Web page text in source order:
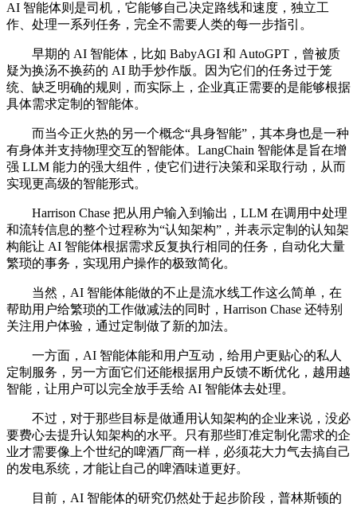
AI 智能体则是司机，它能够自己决定路线和速度，独立工
作、处理一系列任务，完全不需要人类的每一步指引。
早期的 AI 智能体，比如 BabyAGI 和 AutoGPT，曾被质
疑为换汤不换药的 AI 助手炒作版。因为它们的任务过于笼
统、缺乏明确的规则，而实际上，企业真正需要的是能够根据
具体需求定制的智能体。
而当今正火热的另一个概念“具身智能”，其本身也是一种
有身体并支持物理交互的智能体。LangChain 智能体是旨在增
强 LLM 能力的强大组件，使它们进行决策和采取行动，从而
实现更高级的智能形式。
Harrison Chase 把从用户输入到输出，LLM 在调用中处理
和流转信息的整个过程称为“认知架构”，并表示定制的认知架
构能让 AI 智能体根据需求反复执行相同的任务，自动化大量
繁琐的事务，实现用户操作的极致简化。
当然，AI 智能体能做的不止是流水线工作这么简单，在
帮助用户给繁琐的工作做减法的同时，Harrison Chase 还特别
关注用户体验，通过定制做了新的加法。
一方面，AI 智能体能和用户互动，给用户更贴心的私人
定制服务，另一方面它们还能根据用户反馈不断优化，越用越
智能，让用户可以完全放手丢给 AI 智能体去处理。
不过，对于那些目标是做通用认知架构的企业来说，没必
要费心去提升认知架构的水平。只有那些盯准定制化需求的企
业才需要像上个世纪的啤酒厂商一样，必须花大力气去搞自己
的发电系统，才能让自己的啤酒味道更好。
目前，AI 智能体的研究仍然处于起步阶段，普林斯顿的